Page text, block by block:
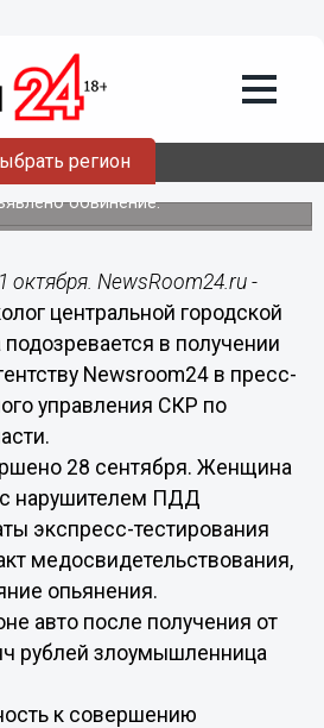
регион
за взятку подменила
обвинение.
NewsRoom24.ru -
центральной городской
в получении
Newsroom24 в пресс-
управления СКР по
28 сентября. Женщина
с нарушителем ПДД
экспресс-тестирования
медосвидетельствования,
опьянения.
авто после получения от
рублей злоумышленница
к совершению